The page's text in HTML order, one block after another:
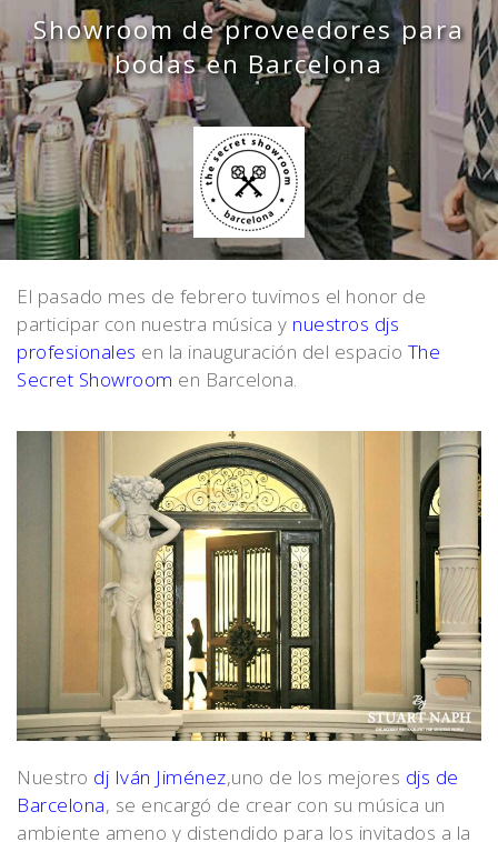
Showroom de proveedores para
bodas en Barcelona
El pasado mes de febrero tuvimos el honor de
participar con nuestra música y nuestros djs
profesionales en la inauguración del espacio The
Secret Showroom en Barcelona.
Nuestro dj Iván Jiménez,uno de los mejores djs de
Barcelona, se encargó de crear con su música un
ambiente ameno y distendido para los invitados a la